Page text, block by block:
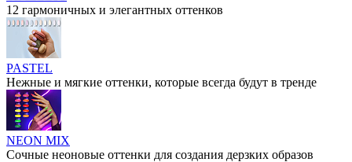
12 гармоничных и элегантных оттенков
PASTEL
Нежные и мягкие оттенки, которые всегда будут в тренде
NEON MIX
Сочные неоновые оттенки для создания дерзких образов